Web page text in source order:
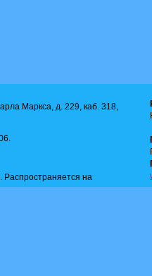
Маркса, д. 229, каб. 318,
на